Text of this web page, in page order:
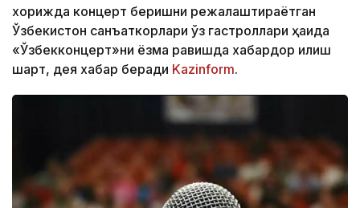
хорижда концерт беришни режалаштираётган
Ўзбекистон санъаткорлари ўз гастроллари ҳақида
«Ўзбекконцерт»ни ёзма равишда хабардор қилиш
шарт, дея хабар беради Kazinform.